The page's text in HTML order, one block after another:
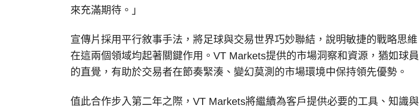
來充滿期待。」
宣傳片採用平行敘事手法，將足球與交易世界巧妙聯結，說明敏捷的戰略思維
在這兩個領域均起著關鍵作用。VT Markets提供的市場洞察和資源，猶如球員
的直覺，有助於交易者在節奏緊湊、變幻莫測的市場環境中保持領先優勢。
值此合作步入第二年之際，VT Markets將繼續為客戶提供必要的工具、知識與